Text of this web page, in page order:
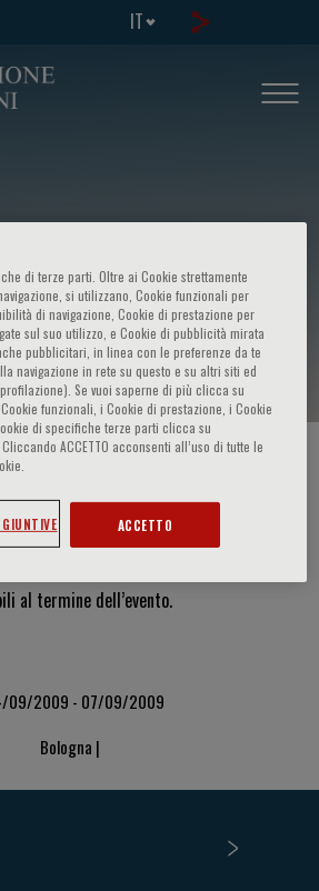
IT
of Genetic Medicine
Basis of Brain
EVENTI
al termine dell’evento.
09/2009 - 07/09/2009
Bologna |
di terze parti. Oltre ai Cookie strettamente
si utilizzano, Cookie funzionali per
di navigazione, Cookie di prestazione per
sul suo utilizzo, e Cookie di pubblicità mirata
pubblicitari, in linea con le preferenze da te
navigazione in rete su questo e su altri siti ed
Se vuoi saperne di più clicca su
funzionali, i Cookie di prestazione, i Cookie
di specifiche terze parti clicca su
Cliccando ACCETTO acconsenti all’uso di tutte le
ACCETTO